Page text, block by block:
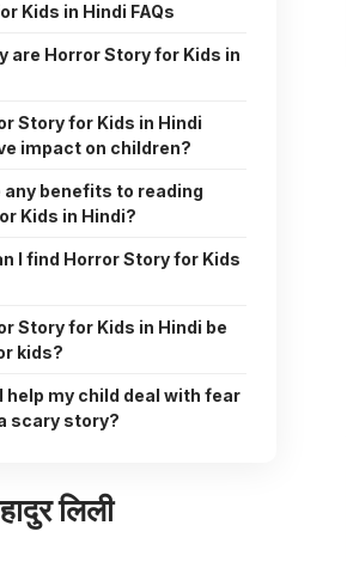
Kids in Hindi FAQs
are Horror Story for Kids in
Story for Kids in Hindi
impact on children?
any benefits to reading
Kids in Hindi?
I find Horror Story for Kids
Story for Kids in Hindi be
kids?
help my child deal with fear
scary story?
लिली